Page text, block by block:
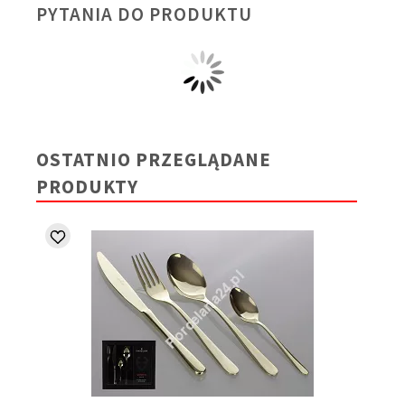
PYTANIA DO PRODUKTU
OSTATNIO PRZEGLĄDANE
PRODUKTY